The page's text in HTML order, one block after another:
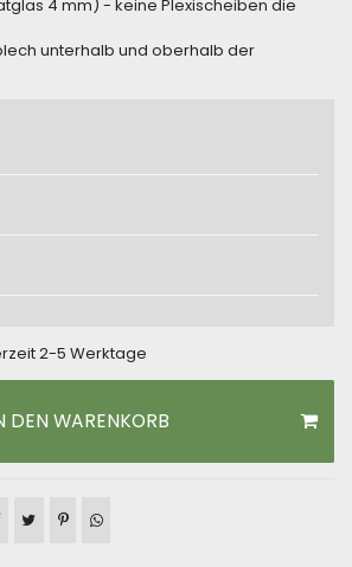
4 mm) - keine Plexischeiben die
unterhalb und oberhalb der
2-5 Werktage
DEN WARENKORB
auf Facebook teilen
Artikel auf Twitter teilen
Artikel auf Pinterest teilen
Artikel auf WhatsApp teilen